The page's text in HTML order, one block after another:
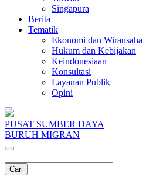
Singapura
Berita
Tematik
Ekonomi dan Wirausaha
Hukum dan Kebijakan
Keindonesiaan
Konsultasi
Layanan Publik
Opini
PUSAT SUMBER DAYA
BURUH MIGRAN